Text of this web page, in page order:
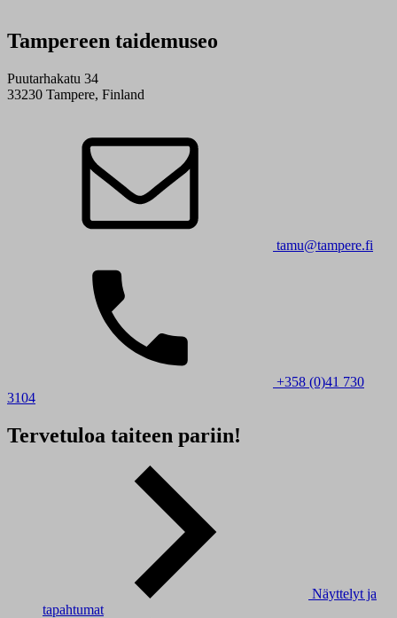
Tampereen taidemuseo
Puutarhakatu 34
33230 Tampere, Finland
tamu@tampere.fi
+358 (0)41 730
3104
Tervetuloa taiteen pariin!
Näyttelyt ja
tapahtumat